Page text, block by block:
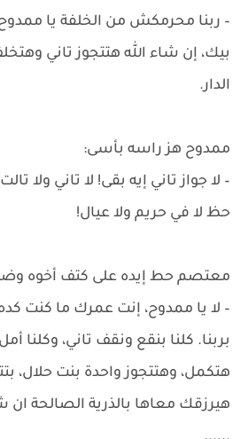
– ربنا محرمكش من الخلفة يا
بيك، إن شاء الله هتتجوز تاني
الدار.
ممدوح هز راسه بأسى:
– لا جواز تاني إيه بقى! لا تاني ولا
حظ لا في حريم ولا عيال!
معتصم حط إيده على كتف أخوه
– لا يا ممدوح، إنت عمرك ما كنت
بربنا. كلنا بنقع ونقف تاني، وكلنا أمل
هتكمل، وهتتجوز واحدة بنت حلال،
هيرزقك معاها بالذرية الصالحة ان